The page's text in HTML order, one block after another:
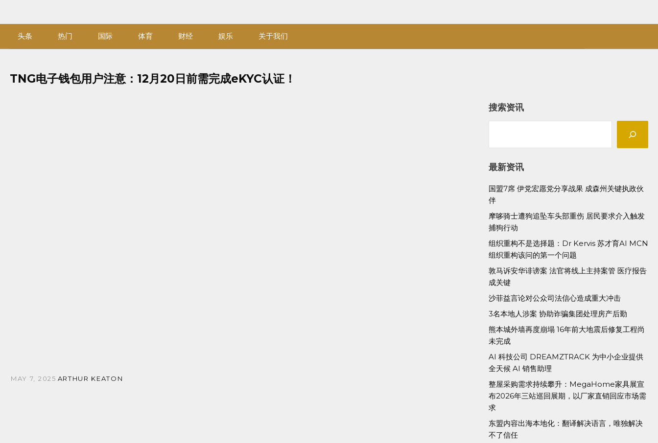
头条
热门 国际 体育 财经 娱乐 关于我们
TNG电子钱包用户注意：12月20日前需完成eKYC认证！
MAY 7, 2025 ARTHUR KEATON
搜索资讯
最新资讯
国盟7席 伊党宏愿党分享战果 成森州关键执政伙
伴
摩哆骑士遭狗追坠车头部重伤 居民要求介入触发
捕狗行动
组织重构不是选择题：Dr Kervis 苏才育AI MCN
组织重构该问的第一个问题
敦马诉安华诽谤案 法官将线上主持案管 医疗报告
成关键
沙菲益言论对公众司法信心造成重大冲击
3名本地人涉案 协助诈骗集团处理房产后勤
熊本城外墙再度崩塌 16年前大地震后修复工程尚
未完成
AI 科技公司 DREAMZTRACK 为中小企业提供
全天候 AI 销售助理
整屋采购需求持续攀升：MegaHome家具展宣
布2026年三站巡回展期，以厂家直销回应市场需
求
东盟内容出海本地化：翻译解决语言，唯独解决
不了信任